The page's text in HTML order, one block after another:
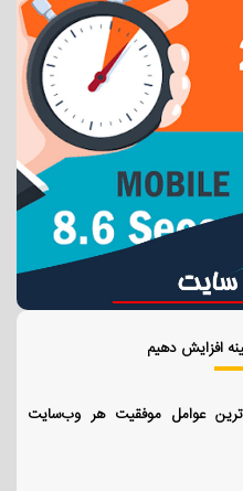
افزایش دهیم
عوامل موفقیت هر وب‌سایت